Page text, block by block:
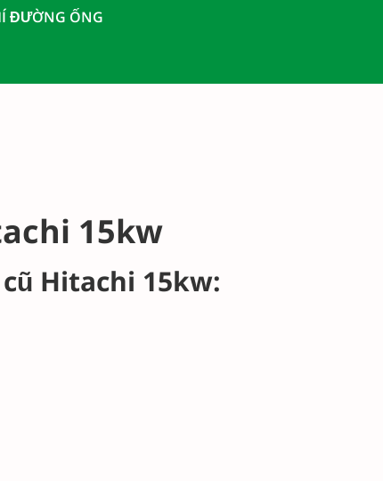
ĐƯỜNG ỐNG
15kw
Hitachi 15kw: